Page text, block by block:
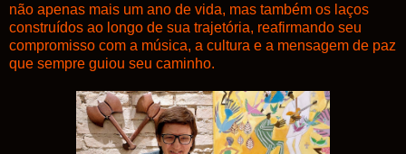
não apenas mais um ano de vida, mas também os laços
construídos ao longo de sua trajetória, reafirmando seu
compromisso com a música, a cultura e a mensagem de paz
que sempre guiou seu caminho.